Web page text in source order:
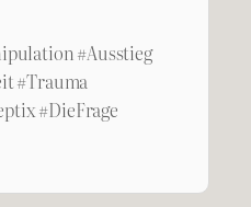
#Ausstieg
#Trauma
#DieFrage